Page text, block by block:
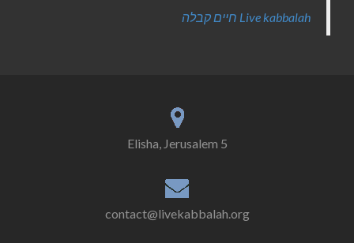
‎Live kabbalah חיים קבלה‎
5 Elisha, Jerusalem
contact@livekabbalah.org